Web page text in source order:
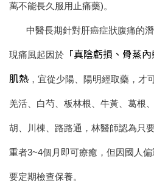
萬不能長久服用止痛藥)。
中醫長期針對肝癌症狀腹痛的潛
現痛風起因於 「真陰虧損、骨蒸內
肌熱 ，宜從少陽、陽明經取藥，才
羌活、白芍、板林根、牛黃、葛根
胡、川棟、路路通，林醫師認為只
重者3~4個月即可療癒，但因國人
要定期檢查保養。